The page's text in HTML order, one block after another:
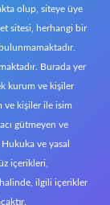
olup, siteye üye
sitesi, herhangi bir
Burada yer
kurum ve kişiler
ve kişiler ile isim
gütmeyen ve
ve yasal
içerikleri,
ilgili içerikler